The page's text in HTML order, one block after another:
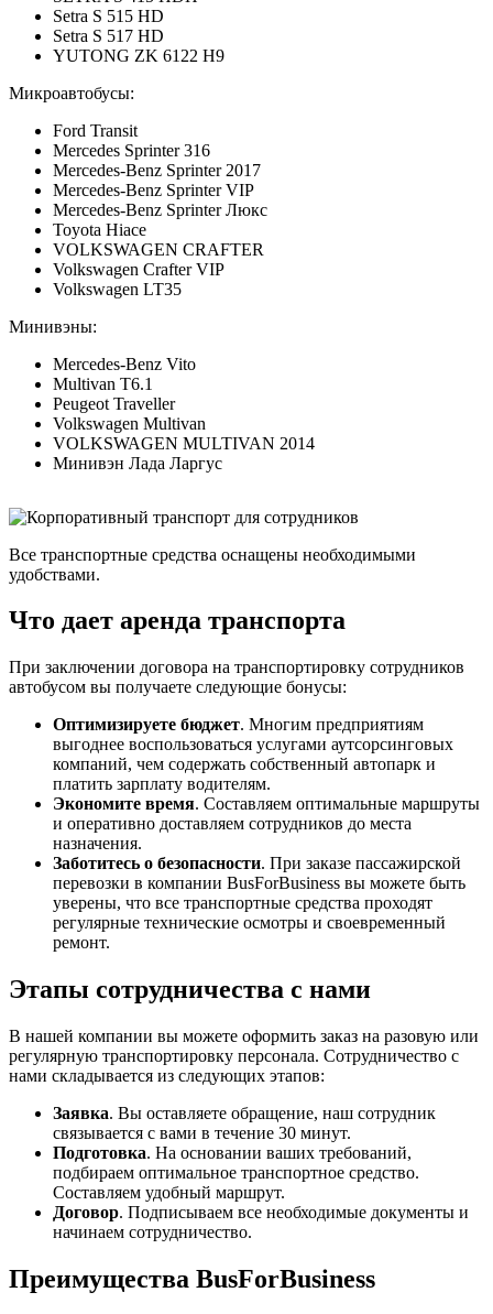
Setra S 515 HD
Setra S 517 HD
YUTONG ZK 6122 H9
Микроавтобусы:
Ford Transit
Mercedes Sprinter 316
Mercedes-Benz Sprinter 2017
Mercedes-Benz Sprinter VIP
Mercedes-Benz Sprinter Люкс
Toyota Hiace
VOLKSWAGEN CRAFTER
Volkswagen Crafter VIP
Volkswagen LT35
Минивэны:
Mercedes-Benz Vito
Multivan Т6.1
Peugeot Traveller
Volkswagen Multivan
VOLKSWAGEN MULTIVAN 2014
Минивэн Лада Ларгус
Все транспортные средства оснащены необходимыми
удобствами.
Что дает аренда транспорта
При заключении договора на транспортировку сотрудников
автобусом вы получаете следующие бонусы:
Оптимизируете бюджет. Многим предприятиям
выгоднее воспользоваться услугами аутсорсинговых
компаний, чем содержать собственный автопарк и
платить зарплату водителям.
Экономите время. Составляем оптимальные маршруты
и оперативно доставляем сотрудников до места
назначения.
Заботитесь о безопасности. При заказе пассажирской
перевозки в компании BusForBusiness вы можете быть
уверены, что все транспортные средства проходят
регулярные технические осмотры и своевременный
ремонт.
Этапы сотрудничества с нами
В нашей компании вы можете оформить заказ на разовую или
регулярную транспортировку персонала. Сотрудничество с
нами складывается из следующих этапов:
Заявка. Вы оставляете обращение, наш сотрудник
связывается с вами в течение 30 минут.
Подготовка. На основании ваших требований,
подбираем оптимальное транспортное средство.
Составляем удобный маршрут.
Договор. Подписываем все необходимые документы и
начинаем сотрудничество.
Преимущества BusForBusiness